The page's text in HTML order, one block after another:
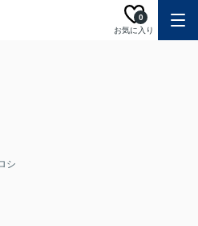
お気に入り
0
シ